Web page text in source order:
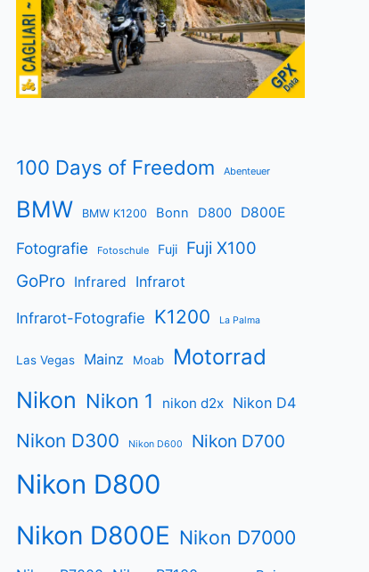
100 Days of Freedom Abenteuer
BMW BMW K1200 Bonn D800 D800E
Fotografie Fotoschule Fuji Fuji X100
GoPro Infrared Infrarot
Infrarot-Fotografie K1200 La Palma
Las Vegas Mainz Moab Motorrad
Nikon Nikon 1 nikon d2x Nikon D4
Nikon D300 Nikon D600 Nikon D700
Nikon D800
Nikon D800E Nikon D7000